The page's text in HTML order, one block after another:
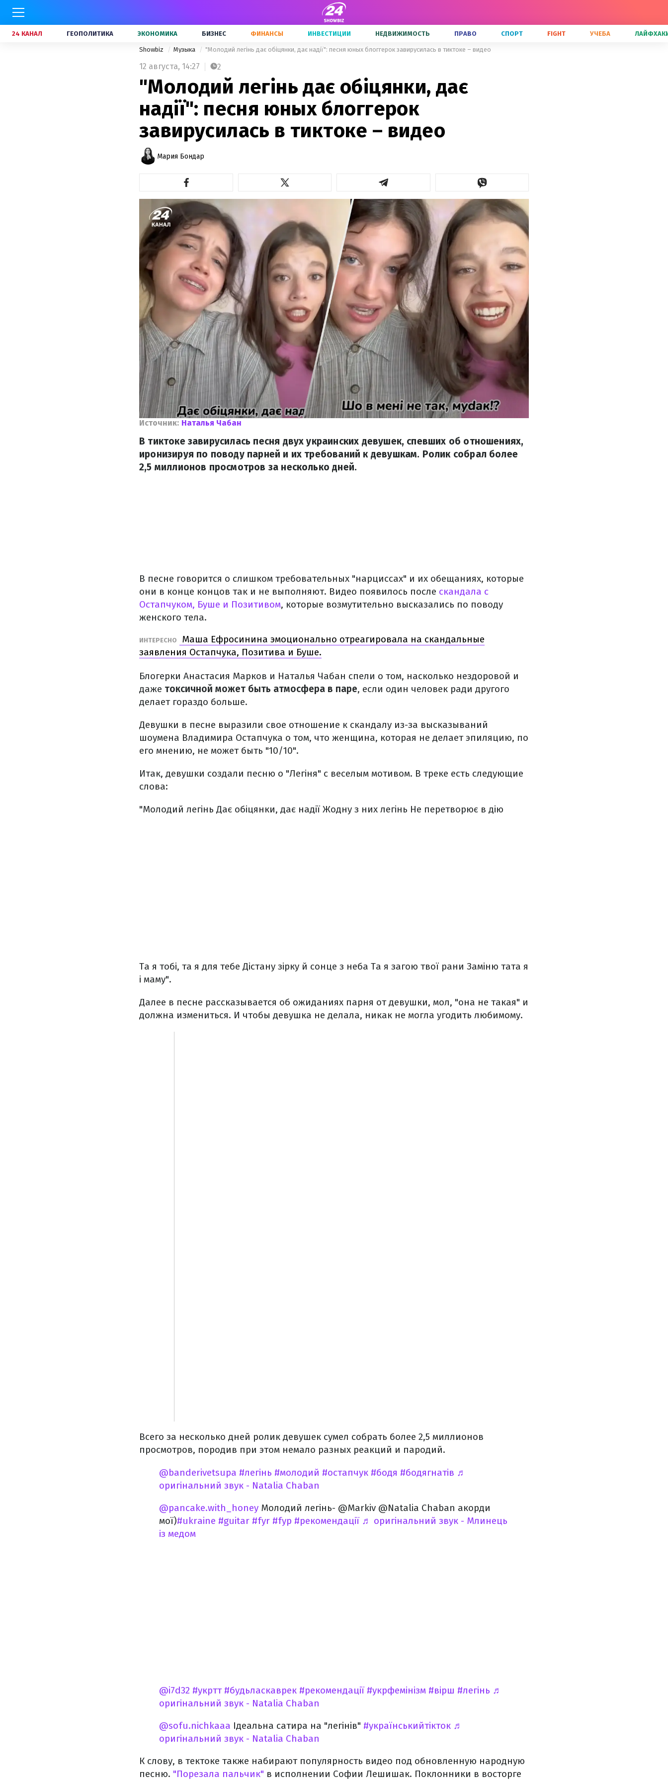
24 КАНАЛ ГЕОПОЛИТИКА ЭКОНОМИКА БИЗНЕС ФИНАНСЫ ИНВЕСТИЦИИ НЕДВИЖИМОСТЬ ПРАВО СПОРТ FIGHT УЧЕБА
Showbiz Музыка "Молодий легінь дає обіцянки, дає надії": песня юных блоггерок завирусилась в тиктоке – видео
12 августа, 14:27 2
"Молодий легінь дає обіцянки, дає
надії": песня юных блоггерок
завирусилась в тиктоке – видео
Мария Бондар
Источник: Наталья Чабан
В тиктоке завирусилась песня двух украинских девушек, спевших об отношениях,
иронизируя по поводу парней и их требований к девушкам. Ролик собрал более
2,5 миллионов просмотров за несколько дней.
В песне говорится о слишком требовательных "нарциссах" и их обещаниях, которые
они в конце концов так и не выполняют. Видео появилось после скандала с
Остапчуком, Буше и Позитивом, которые возмутительно высказались по поводу
женского тела.
ИНТЕРЕСНО
Маша Ефросинина эмоционально отреагировала на скандальные
заявления Остапчука, Позитива и Буше.
Блогерки Анастасия Марков и Наталья Чабан спели о том, насколько нездоровой и
даже токсичной может быть атмосфера в паре, если один человек ради другого
делает гораздо больше.
Девушки в песне выразили свое отношение к скандалу из-за высказываний
шоумена Владимира Остапчука о том, что женщина, которая не делает эпиляцию, по
его мнению, не может быть "10/10".
Итак, девушки создали песню о "Легіня" с веселым мотивом. В треке есть следующие
слова:
"Молодий легінь Дає обіцянки, дає надії Жодну з них легінь Не перетворює в дію
Та я тобі, та я для тебе Дістану зірку й сонце з неба Та я загою твої рани Заміню тата я
і маму".
Далее в песне рассказывается об ожиданиях парня от девушки, мол, "она не такая" и
должна измениться. И чтобы девушка не делала, никак не могла угодить любимому.
Всего за несколько дней ролик девушек сумел собрать более 2,5 миллионов
просмотров, породив при этом немало разных реакций и пародий.
@banderivetsupa #легінь #молодий #остапчук #бодя #бодягнатів ♬
оригінальний звук - Natalia Chaban
@pancake.with_honey Молодий легінь- @Markiv @Natalia Chaban акорди
мої)#ukraine #guitar #fyr #fyp #рекомендації ♬ оригінальний звук - Млинець
із медом
@i7d32 #укртт #будьласкаврек #рекомендації #укрфемінізм #вірш #легінь ♬
оригінальний звук - Natalia Chaban
@sofu.nichkaaa Ідеальна сатира на "легінів" #українськийтікток ♬
оригінальний звук - Natalia Chaban
К слову, в тектоке также набирают популярность видео под обновленную народную
песню. "Порезала пальчик" в исполнении Софии Лешишак. Поклонники в восторге